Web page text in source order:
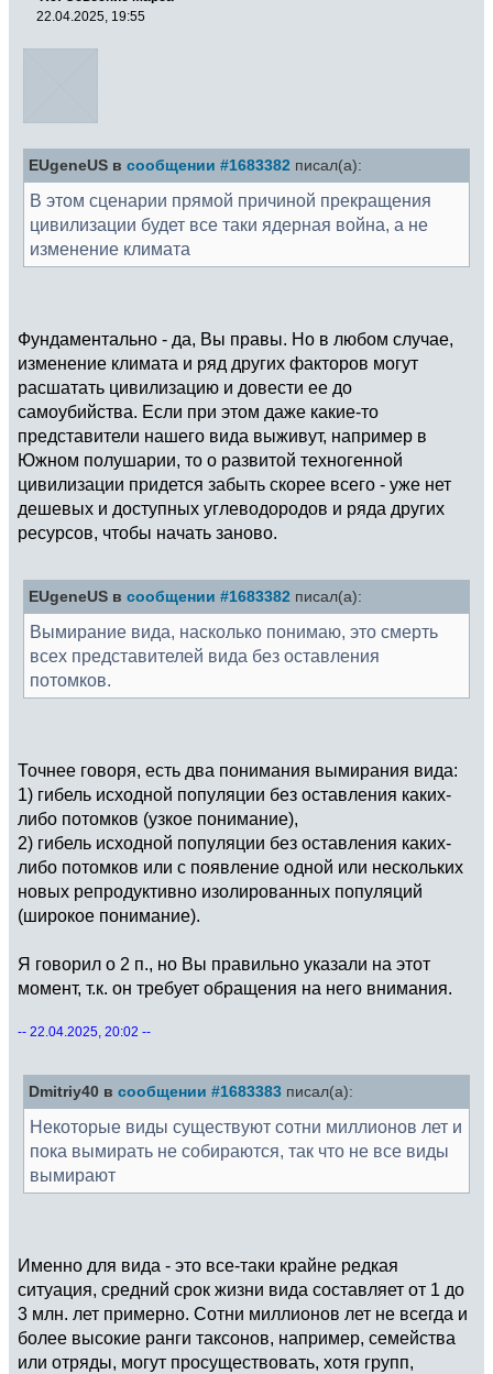
22.04.2025, 19:55
EUgeneUS в сообщении #1683382 писал(а):
В этом сценарии прямой причиной прекращения
цивилизации будет все таки ядерная война, а не
изменение климата
Фундаментально - да, Вы правы. Но в любом случае,
изменение климата и ряд других факторов могут
расшатать цивилизацию и довести ее до
самоубийства. Если при этом даже какие-то
представители нашего вида выживут, например в
Южном полушарии, то о развитой техногенной
цивилизации придется забыть скорее всего - уже нет
дешевых и доступных углеводородов и ряда других
ресурсов, чтобы начать заново.
EUgeneUS в сообщении #1683382 писал(а):
Вымирание вида, насколько понимаю, это смерть
всех представителей вида без оставления
потомков.
Точнее говоря, есть два понимания вымирания вида:
1) гибель исходной популяции без оставления каких-
либо потомков (узкое понимание),
2) гибель исходной популяции без оставления каких-
либо потомков или с появление одной или нескольких
новых репродуктивно изолированных популяций
(широкое понимание).
Я говорил о 2 п., но Вы правильно указали на этот
момент, т.к. он требует обращения на него внимания.
-- 22.04.2025, 20:02 --
Dmitriy40 в сообщении #1683383 писал(а):
Некоторые виды существуют сотни миллионов лет и
пока вымирать не собираются, так что не все виды
вымирают
Именно для вида - это все-таки крайне редкая
ситуация, средний срок жизни вида составляет от 1 до
3 млн. лет примерно. Сотни миллионов лет не всегда и
более высокие ранги таксонов, например, семейства
или отряды, могут просуществовать, хотя групп,